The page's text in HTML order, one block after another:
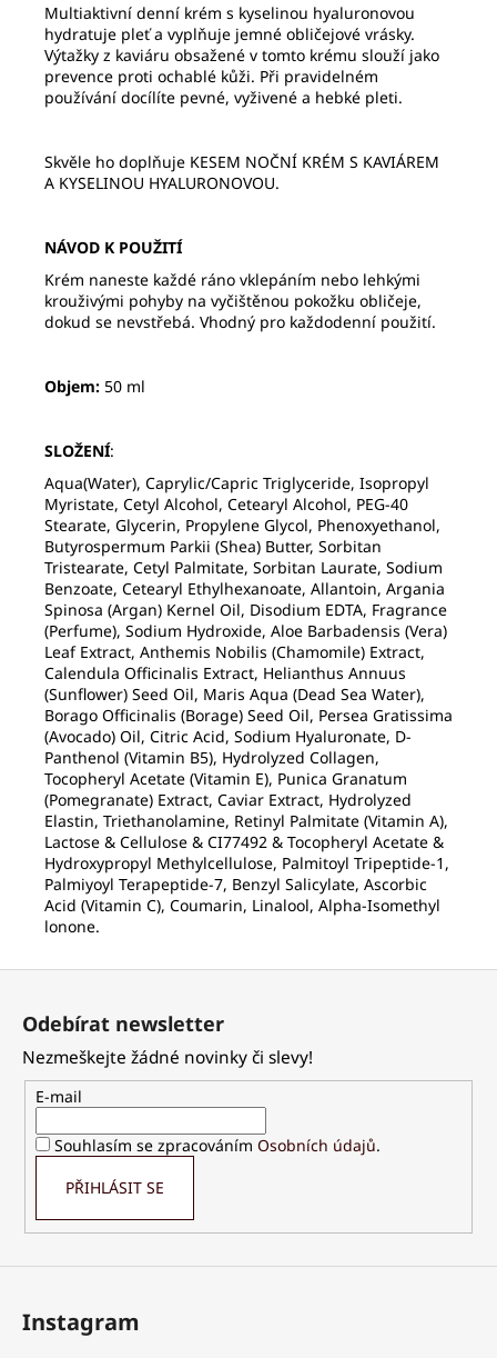
Multiaktivní denní krém s kyselinou hyaluronovou
hydratuje pleť a vyplňuje jemné obličejové vrásky.
Výtažky z kaviáru obsažené v tomto krému slouží jako
prevence proti ochablé kůži. Při pravidelném
používání docílíte pevné, vyživené a hebké pleti.
Skvěle ho doplňuje KESEM NOČNÍ KRÉM S KAVIÁREM
A KYSELINOU HYALURONOVOU.
NÁVOD K POUŽITÍ
Krém naneste každé ráno vklepáním nebo lehkými
krouživými pohyby na vyčištěnou pokožku obličeje,
dokud se nevstřebá. Vhodný pro každodenní použití.
Objem: 50 ml
SLOŽENÍ:
Aqua(Water), Caprylic/Capric Triglyceride, Isopropyl
Myristate, Cetyl Alcohol, Cetearyl Alcohol, PEG-40
Stearate, Glycerin, Propylene Glycol, Phenoxyethanol,
Butyrospermum Parkii (Shea) Butter, Sorbitan
Tristearate, Cetyl Palmitate, Sorbitan Laurate, Sodium
Benzoate, Cetearyl Ethylhexanoate, Allantoin, Argania
Spinosa (Argan) Kernel Oil, Disodium EDTA, Fragrance
(Perfume), Sodium Hydroxide, Aloe Barbadensis (Vera)
Leaf Extract, Anthemis Nobilis (Chamomile) Extract,
Calendula Officinalis Extract, Helianthus Annuus
(Sunflower) Seed Oil, Maris Aqua (Dead Sea Water),
Borago Officinalis (Borage) Seed Oil, Persea Gratissima
(Avocado) Oil, Citric Acid, Sodium Hyaluronate, D-
Panthenol (Vitamin B5), Hydrolyzed Collagen,
Tocopheryl Acetate (Vitamin E), Punica Granatum
(Pomegranate) Extract, Caviar Extract, Hydrolyzed
Elastin, Triethanolamine, Retinyl Palmitate (Vitamin A),
Lactose & Cellulose & CI77492 & Tocopheryl Acetate &
Hydroxypropyl Methylcellulose, Palmitoyl Tripeptide-1,
Palmiyoyl Terapeptide-7, Benzyl Salicylate, Ascorbic
Acid (Vitamin C), Coumarin, Linalool, Alpha-Isomethyl
lonone.
Z
Odebírat newsletter
Nezmeškejte žádné novinky či slevy!
E-mail
Souhlasím se zpracováním Osobních údajů.
PŘIHLÁSIT SE
Instagram